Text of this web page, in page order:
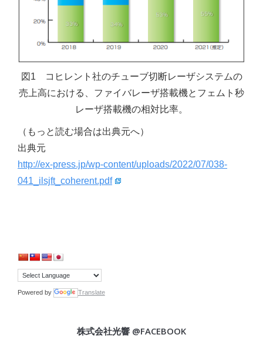
図1 コヒレント社のチューブ切断レーザシステムの
売上高における、ファイバレーザ搭載機とフェムト秒
レーザ搭載機の相対比率。
（もっと読む場合は出典元へ）
出典元
http://ex-press.jp/wp-content/uploads/2022/07/038-
041_ilsjft_coherent.pdf
Powered by Translate
株式会社光響 @FACEBOOK